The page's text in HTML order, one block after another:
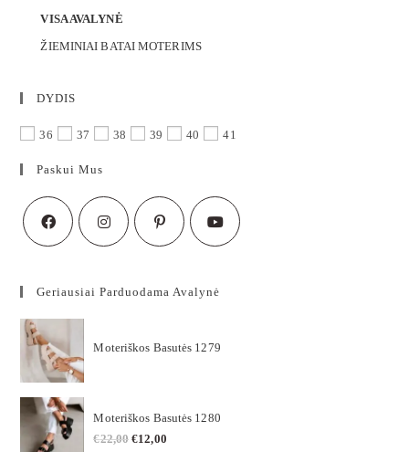
VISA AVALYNĖ
ŽIEMINIAI BATAI MOTERIMS
DYDIS
36 37 38 39 40 41
Paskui Mus
Geriausiai Parduodama Avalynė
Moteriškos Basutės 1279
Moteriškos Basutės 1280
€22,00 €12,00